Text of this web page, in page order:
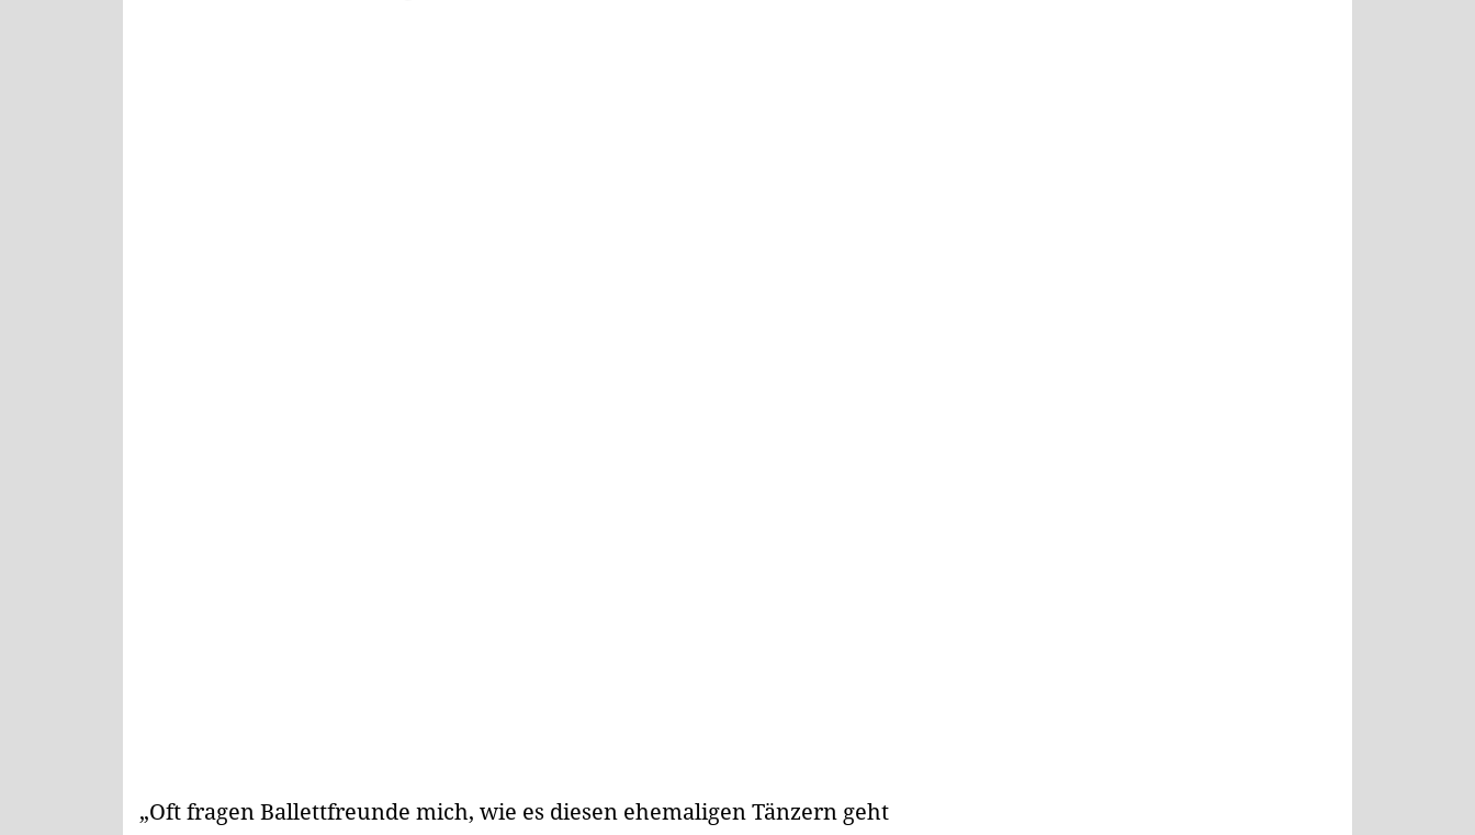
„Oft fragen Ballettfreunde mich, wie es diesen ehemaligen Tänzern geht